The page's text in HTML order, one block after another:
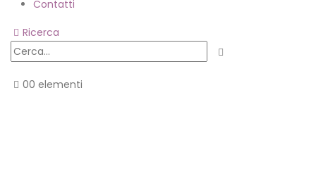
Contatti
Ricerca
00 elementi